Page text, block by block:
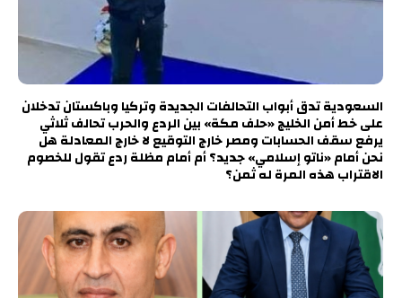
السعودية تدق أبواب التحالفات الجديدة وتركيا وباكستان تدخلان
على خط أمن الخليج «حلف مكة» بين الردع والحرب تحالف ثلاثي
يرفع سقف الحسابات ومصر خارج التوقيع لا خارج المعادلة هل
نحن أمام «ناتو إسلامي» جديد؟ أم أمام مظلة ردع تقول للخصوم
الاقتراب هذه المرة له ثمن؟